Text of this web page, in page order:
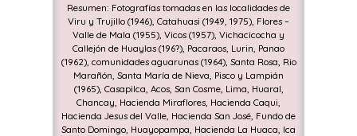
Resumen: Fotografías tomadas en las localidades de
Viru y Trujillo (1946), Catahuasi (1949, 1975), Flores –
Valle de Mala (1955), Vicos (1957), Vichacicocha y
Callejón de Huaylas (196?), Pacaraos, Lurin, Panao
(1962), comunidades aguarunas (1964), Santa Rosa, Rio
Marañón, Santa María de Nieva, Pisco y Lampián
(1965), Casapilca, Acos, San Cosme, Lima, Huaral,
Chancay, Hacienda Miraflores, Hacienda Caqui,
Hacienda Jesus del Valle, Hacienda San José, Fundo de
Santo Domingo, Huayopampa, Hacienda La Huaca, Ica